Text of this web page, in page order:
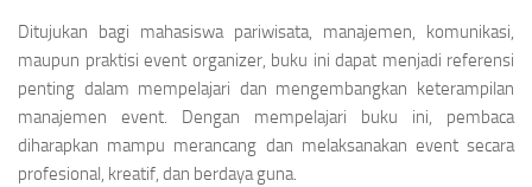
Ditujukan bagi mahasiswa pariwisata, manajemen, komunikasi,
maupun praktisi event organizer, buku ini dapat menjadi referensi
penting dalam mempelajari dan mengembangkan keterampilan
manajemen event. Dengan mempelajari buku ini, pembaca
diharapkan mampu merancang dan melaksanakan event secara
profesional, kreatif, dan berdaya guna.